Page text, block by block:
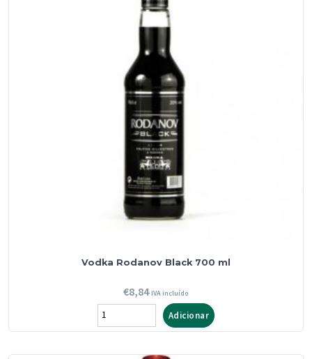
Vodka Rodanov Black 700 ml
€8,84 IVA incluído
Quantidade
de
Adicionar